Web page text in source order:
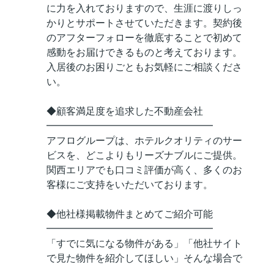
に力を入れておりますので、生涯に渡りしっ
かりとサポートさせていただきます。契約後
のアフターフォローを徹底することで初めて
感動をお届けできるものと考えております。
入居後のお困りごともお気軽にご相談くださ
い。
◆顧客満足度を追求した不動産会社
━━━━━━━━━━━━━━━━━
アフログループは、ホテルクオリティのサー
ビスを、どこよりもリーズナブルにご提供。
関西エリアでも口コミ評価が高く、多くのお
客様にご支持をいただいております。
◆他社様掲載物件まとめてご紹介可能
━━━━━━━━━━━━━━━━━
「すでに気になる物件がある」「他社サイト
で見た物件を紹介してほしい」そんな場合で